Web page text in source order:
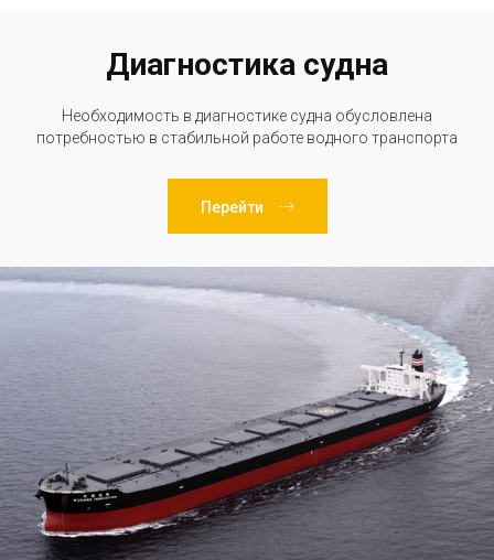
Диагностика судна
Необходимость в диагностике судна обусловлена
потребностью в стабильной работе водного транспорта
Перейти